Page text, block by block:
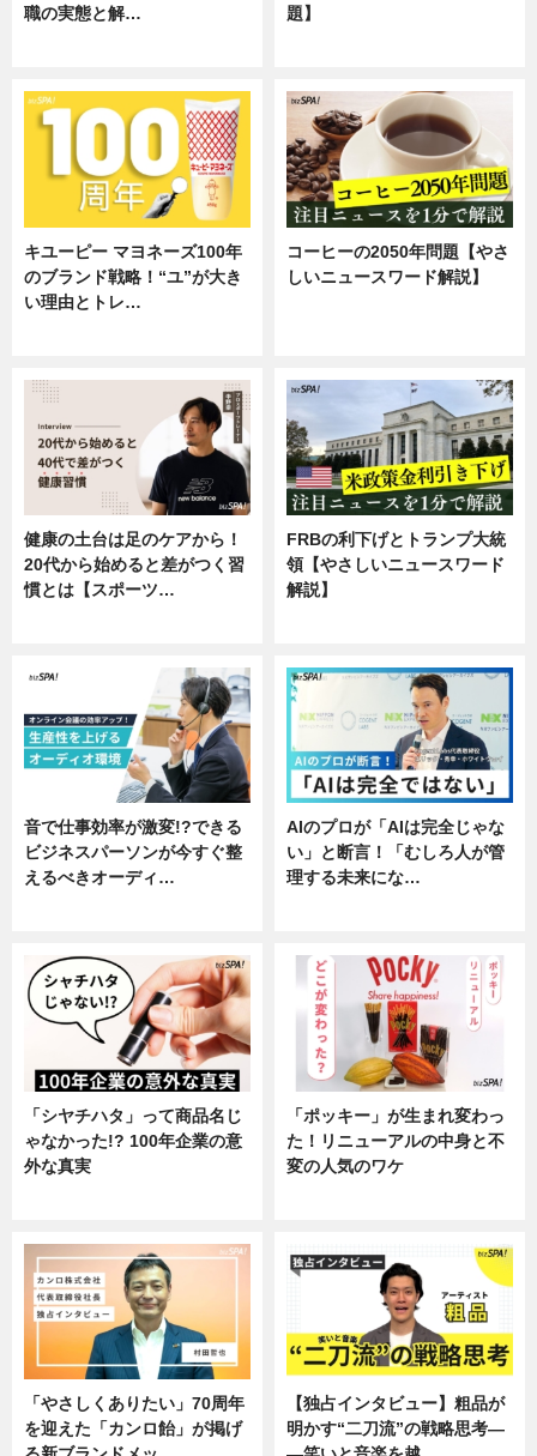
職の実態と解…
題】
キユーピー マヨネーズ100年
のブランド戦略！“ユ”が大き
い理由とトレ…
コーヒーの2050年問題【やさ
しいニュースワード解説】
健康の土台は足のケアから！
20代から始めると差がつく習
慣とは【スポーツ…
FRBの利下げとトランプ大統
領【やさしいニュースワード
解説】
音で仕事効率が激変!?できる
ビジネスパーソンが今すぐ整
えるべきオーディ…
AIのプロが「AIは完全じゃな
い」と断言！「むしろ人が管
理する未来にな…
「シヤチハタ」って商品名じ
ゃなかった!? 100年企業の意
外な真実
「ポッキー」が生まれ変わっ
た！リニューアルの中身と不
変の人気のワケ
「やさしくありたい」70周年
を迎えた「カンロ飴」が掲げ
【独占インタビュー】粗品が
明かす“二刀流”の戦略思考―